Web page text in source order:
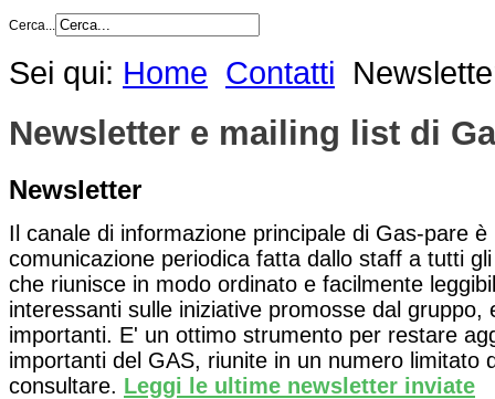
Cerca...
Sei qui: Home Contatti
Newsletter e mailing list di
Newsletter
Il canale di informazione principale di Gas-pare
comunicazione periodica fatta dallo staff a tutti
che riunisce in modo ordinato e facilmente
interessanti sulle iniziative promosse dal gruppo,
importanti. E' un ottimo strumento per restare
importanti del GAS, riunite in un numero limitato
consultare. Leggi le ultime newsletter inviate